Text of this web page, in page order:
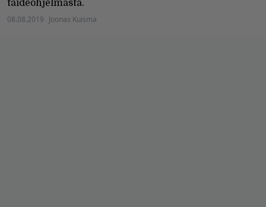
taideohjelmasta.
08.08.2019 Joonas Kuisma